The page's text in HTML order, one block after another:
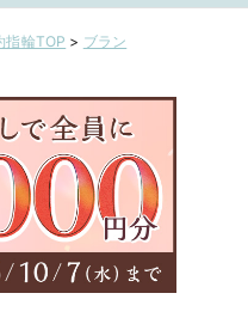
指輪TOP > ブラン